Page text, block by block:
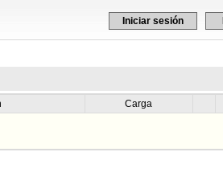
Iniciar sesión
Carga